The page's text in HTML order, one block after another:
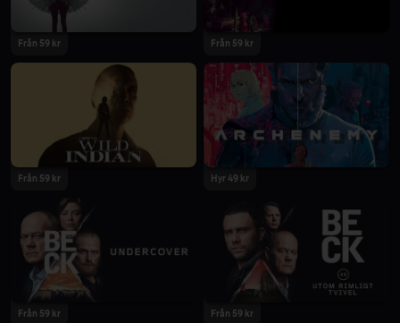
Från 59 kr
2021
Från 59 kr
2021
Från 59 kr
2020
Hyr 49 kr
Från 59 kr Från 59 kr